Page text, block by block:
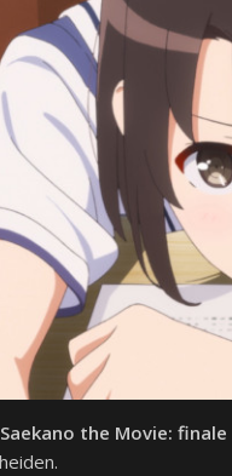
Saekano the Movie: finale